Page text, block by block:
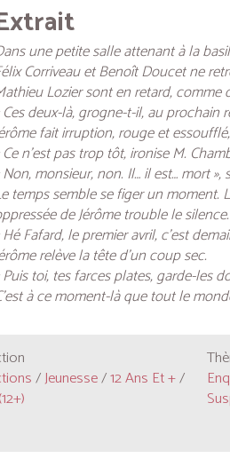
une petite salle attenant à la
Corriveau et Benoît Doucet ne
Lozier sont en retard, comme
Ces deux-là, grogne-t-il, au prochain
fait irruption, rouge et
Ce n’est pas trop tôt, ironise M.
Non, monsieur, non. Il… il est… mort »,
temps semble se figer un moment.
de Jérôme trouble le
Hé Fafard, le premier avril, c’est
relève la tête d’un coup sec.
Puis toi, tes farces plates, garde-les
à ce moment-là que tout le
/Jeunesse/12 Ans Et +/